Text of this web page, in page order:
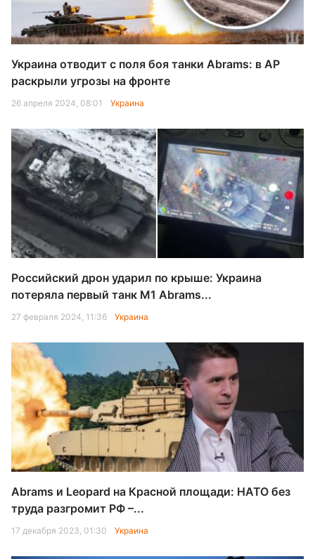
Украина отводит с поля боя танки Abrams: в AP
раскрыли угрозы на фронте
26 апреля 2024, 08:01 Украина
Российский дрон ударил по крыше: Украина
потеряла первый танк M1 Abrams...
27 февраля 2024, 11:36 Украина
Abrams и Leopard на Красной площади: НАТО без
труда разгромит РФ –...
17 декабря 2023, 01:30 Украина